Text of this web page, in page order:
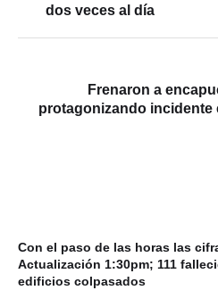
dos veces al día
Frenaron a
protagonizando incidente
Con el paso de las horas las
Actualización 1:30pm; 111
edificios colpasados